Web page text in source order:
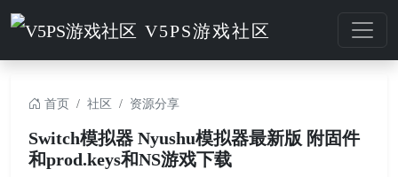
V5PS游戏社区
首页 社区 资源分享
Switch模拟器 Nyushu模拟器最新版 附固件
和prod.keys和NS游戏下载